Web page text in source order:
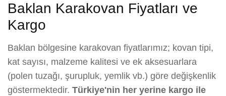
Baklan Karakovan Fiyatları ve
Kargo
Baklan bölgesine karakovan fiyatlarımız; kovan tipi,
kat sayısı, malzeme kalitesi ve ek aksesuarlara
(polen tuzağı, şurupluk, yemlik vb.) göre değişkenlik
göstermektedir. Türkiye'nin her yerine kargo ile